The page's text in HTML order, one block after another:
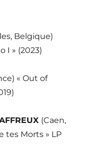
Belgique)
I » (2023)
« Out of
(Caen,
tes Morts » LP